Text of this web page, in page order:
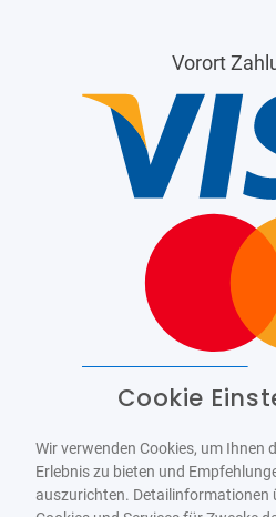
Vorort
WCAG-2.1-AA
Cookie
Wir verwenden Cookies, um Ihnen
Erlebnis zu bieten und
auszurichten. Detailinformationen